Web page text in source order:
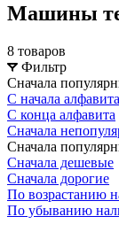
Машины
8 товаров
Фильтр
Сначала
С начала алфавита
С конца алфавита
Сначала
Сначала
Сначала дешевые
Сначала дорогие
По возрастанию
По убыванию